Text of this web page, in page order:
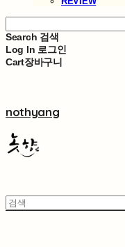
Search 검색
Log In 로그인
Cart장바구니
nothyang